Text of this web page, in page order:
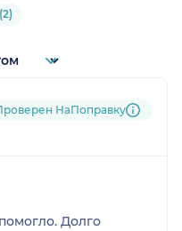
НаПоправку
Долго